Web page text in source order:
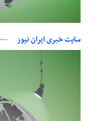
سایت خبری ایران نیوز